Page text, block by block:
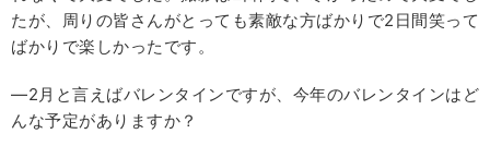
たが、周りの皆さんがとっても素敵な方ばかりで2日間笑って
ばかりで楽しかったです。
―2月と言えばバレンタインですが、今年のバレンタインはど
んな予定がありますか？